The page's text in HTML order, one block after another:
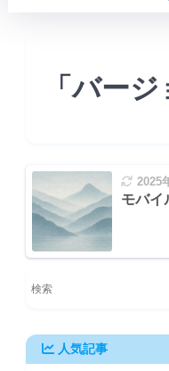
の徹底
of Application State)
「バー
2025
モバイ
人気記事